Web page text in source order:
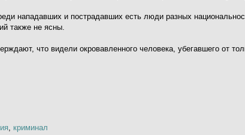
нападавших и пострадавших есть люди разных
также не ясны.
что видели окровавленного человека, убегавшего от
криминал